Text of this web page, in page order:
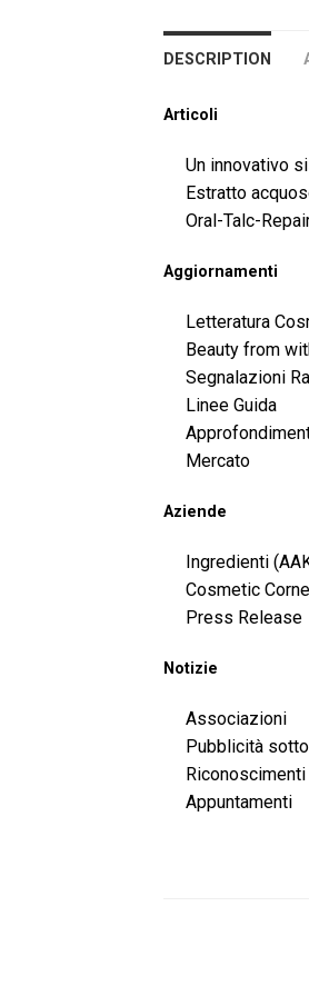
DESCRIPTION
Articoli
Un innovativo
Estratto
Oral-Talc-
Aggiornamenti
Letteratura
Beauty from
Segnalazioni
Linee Guida
Mercato
Aziende
Ingredienti
Cosmetic
Press Release
Notizie
Associazioni
Pubblicità
Riconoscimenti
Appuntamenti